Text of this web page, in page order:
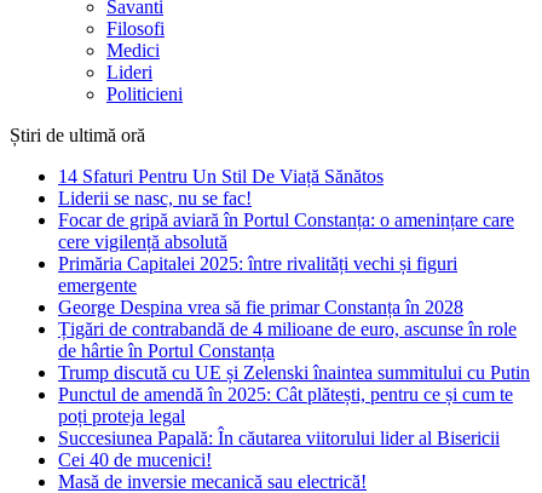
Savanti
Filosofi
Medici
Lideri
Politicieni
Știri de ultimă oră
14 Sfaturi Pentru Un Stil De Viață Sănătos
Liderii se nasc, nu se fac!
Focar de gripă aviară în Portul Constanța: o amenințare care
cere vigilență absolută
Primăria Capitalei 2025: între rivalități vechi și figuri
emergente
George Despina vrea să fie primar Constanța în 2028
Țigări de contrabandă de 4 milioane de euro, ascunse în role
de hârtie în Portul Constanța
Trump discută cu UE și Zelenski înaintea summitului cu Putin
Punctul de amendă în 2025: Cât plătești, pentru ce și cum te
poți proteja legal
Succesiunea Papală: În căutarea viitorului lider al Bisericii
Cei 40 de mucenici!
Masă de inversie mecanică sau electrică!